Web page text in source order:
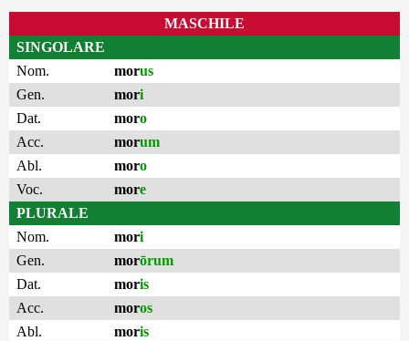
MASCHILE
SINGOLARE
Nom.
morus
Gen.
mori
Dat.
moro
Acc.
morum
Abl.
moro
Voc.
more
PLURALE
Nom.
mori
Gen.
morōrum
Dat.
moris
Acc.
moros
Abl.
moris